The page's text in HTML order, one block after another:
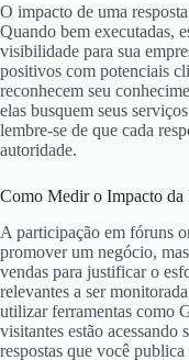
O impacto de uma
Quando bem executadas,
visibilidade para sua
positivos com potenciais
reconhecem seu
elas busquem seus
lembre-se de que cada
autoridade.
Como Medir o Impacto da
A participação em fóruns
promover um negócio,
vendas para justificar o
relevantes a ser
utilizar ferramentas como
visitantes estão
respostas que você